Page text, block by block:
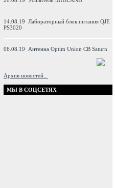
14.08.19 Лабораторный блок питания QJE
PS3020
06.08.19 Антенна Optim Union CB Saturn
Архив новостей..
МЫ В СОЦСЕТЯХ